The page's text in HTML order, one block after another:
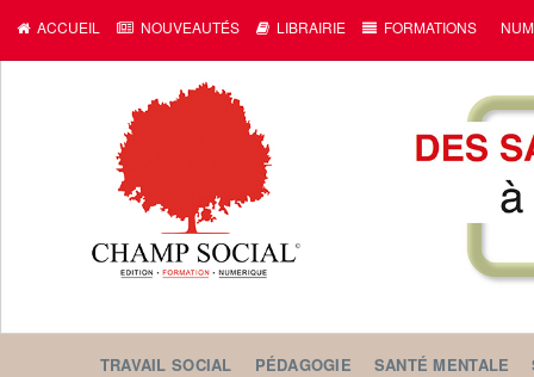
ACCUEIL NOUVEAUTÉS LIBRAIRIE FORMATIONS
TRAVAIL SOCIAL PÉDAGOGIE SANTÉ MENTALE